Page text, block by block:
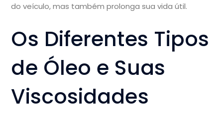
do veículo, mas também prolonga sua vida útil.
Os Diferentes Tipos
de Óleo e Suas
Viscosidades